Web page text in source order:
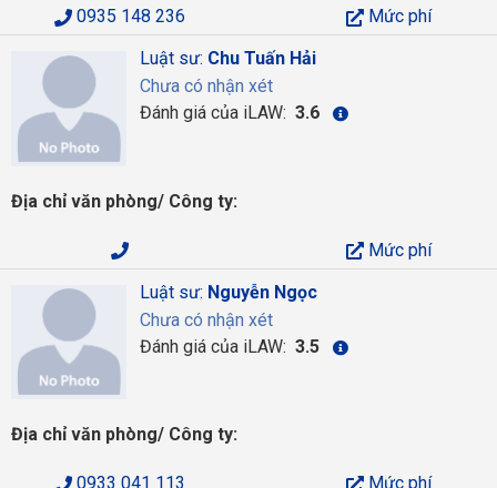
0935 148 236
Mức phí
Luật sư: Chu Tuấn Hải
Chưa có nhận xét
Đánh giá của iLAW: 3.6
Địa chỉ văn phòng/ Công ty:
Mức phí
Luật sư: Nguyễn Ngọc
Chưa có nhận xét
Đánh giá của iLAW: 3.5
Địa chỉ văn phòng/ Công ty:
0933 041 113 Mức phí